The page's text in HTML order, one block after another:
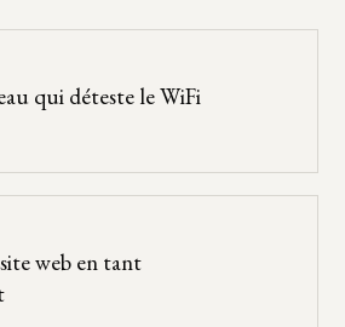
qui déteste le WiFi
web en tant